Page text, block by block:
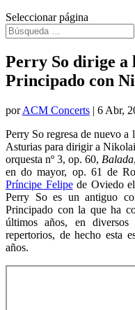
Seleccionar página
Perry So dirige a
Principado con
porACM Concerts | 6 Abr,
Perry So regresa de nuevo
Asturias para dirigir a
orquesta nº 3, op. 60, Balada
en do mayor, op. 61 de
Príncipe Felipede Oviedo el
Perry So es un antiguo
Principado con la que ha
últimos años, en
repertorios, de hecho esta
años.